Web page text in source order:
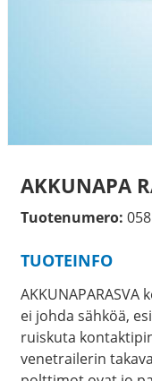
AKKUNAPA
Tuotenumero:
TUOTEINFO
ei johda sähköä,
ruiskuta
venetrailerin